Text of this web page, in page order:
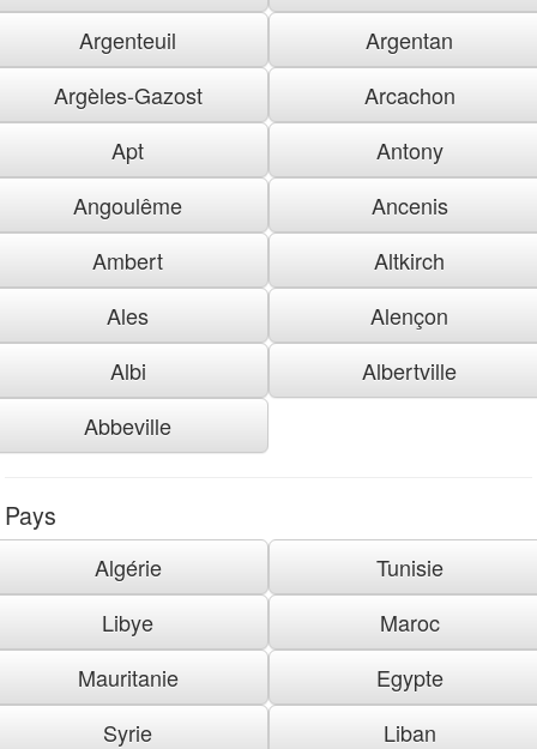
Argenteuil
Argentan
Argèles-Gazost
Arcachon
Apt
Antony
Angoulême
Ancenis
Ambert
Altkirch
Ales
Alençon
Albi
Albertville
Abbeville
Pays
Algérie
Tunisie
Libye
Maroc
Mauritanie
Egypte
Syrie
Liban